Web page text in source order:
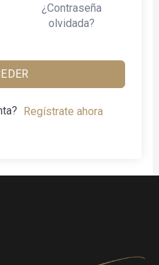
¿Contraseña
olvidada?
Regístrate ahora